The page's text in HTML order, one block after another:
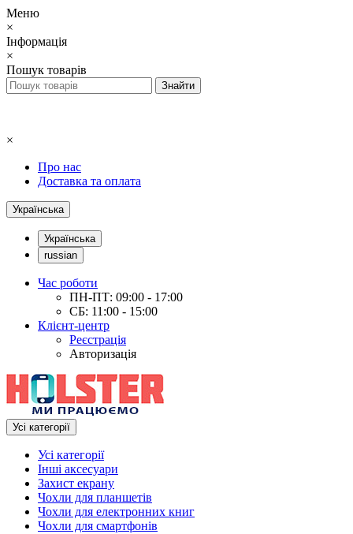
Меню
×
Інформація
×
Пошук товарів
×
Про нас
Доставка та оплата
Українська
Українська
russian
Час роботи
ПН-ПТ: 09:00 - 17:00
СБ: 11:00 - 15:00
Клієнт-центр
Реєстрація
Авторизація
Усі категорії
Усі категорії
Інші аксесуари
Захист екрану
Чохли для планшетів
Чохли для електронних книг
Чохли для смартфонів